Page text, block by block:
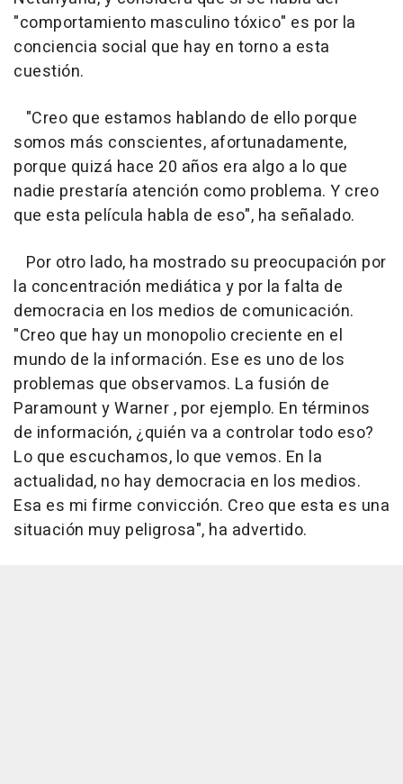
"comportamiento masculino tóxico" es por la
conciencia social que hay en torno a esta
cuestión.
"Creo que estamos hablando de ello porque
somos más conscientes, afortunadamente,
porque quizá hace 20 años era algo a lo que
nadie prestaría atención como problema. Y creo
que esta película habla de eso", ha señalado.
Por otro lado, ha mostrado su preocupación por
la concentración mediática y por la falta de
democracia en los medios de comunicación.
"Creo que hay un monopolio creciente en el
mundo de la información. Ese es uno de los
problemas que observamos. La fusión de
Paramount y Warner , por ejemplo. En términos
de información, ¿quién va a controlar todo eso?
Lo que escuchamos, lo que vemos. En la
actualidad, no hay democracia en los medios.
Esa es mi firme convicción. Creo que esta es una
situación muy peligrosa", ha advertido.